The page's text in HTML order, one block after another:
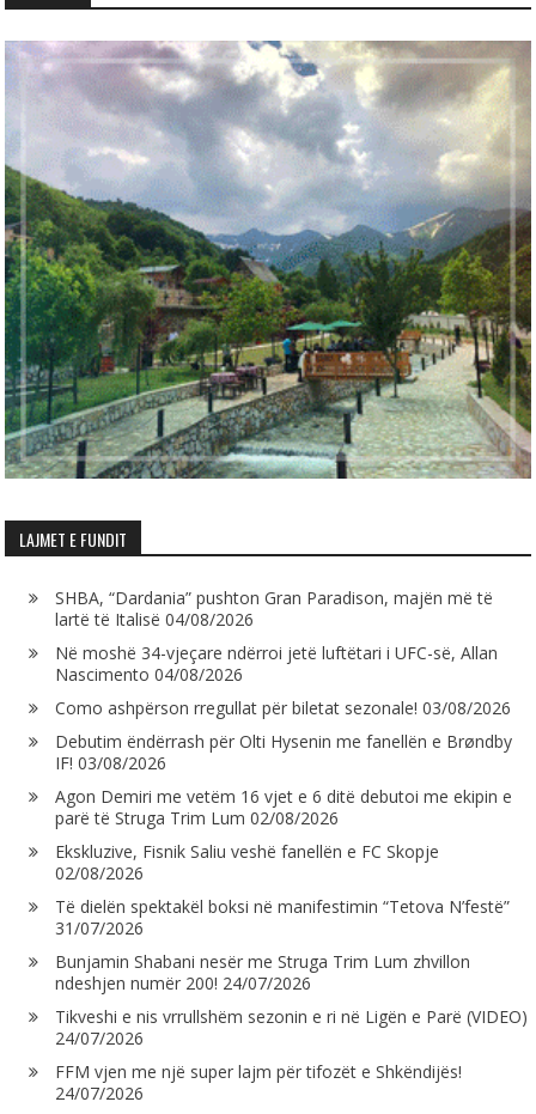
LAJMET E FUNDIT
SHBA, “Dardania” pushton Gran Paradison, majën më të
lartë të Italisë 04/08/2026
Në moshë 34-vjeçare ndërroi jetë luftëtari i UFC-së, Allan
Nascimento 04/08/2026
Como ashpërson rregullat për biletat sezonale! 03/08/2026
Debutim ëndërrash për Olti Hysenin me fanellën e Brøndby
IF! 03/08/2026
Agon Demiri me vetëm 16 vjet e 6 ditë debutoi me ekipin e
parë të Struga Trim Lum 02/08/2026
Ekskluzive, Fisnik Saliu veshë fanellën e FC Skopje
02/08/2026
Të dielën spektakël boksi në manifestimin “Tetova N’festë”
31/07/2026
Bunjamin Shabani nesër me Struga Trim Lum zhvillon
ndeshjen numër 200! 24/07/2026
Tikveshi e nis vrrullshëm sezonin e ri në Ligën e Parë (VIDEO)
24/07/2026
FFM vjen me një super lajm për tifozët e Shkëndijës!
24/07/2026